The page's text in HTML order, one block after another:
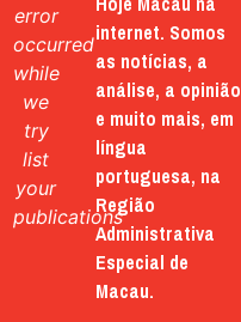
error
occurred
while
we
try
list
your
publications
internet. Somos
as notícias, a
análise, a opinião
e muito mais, em
língua
portuguesa, na
Região
Administrativa
Especial de
Macau.